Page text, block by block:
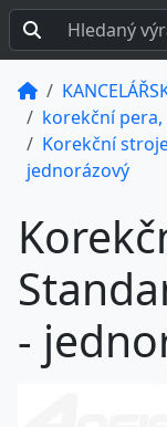
korekční pera,
Korekční
jednorázový
-